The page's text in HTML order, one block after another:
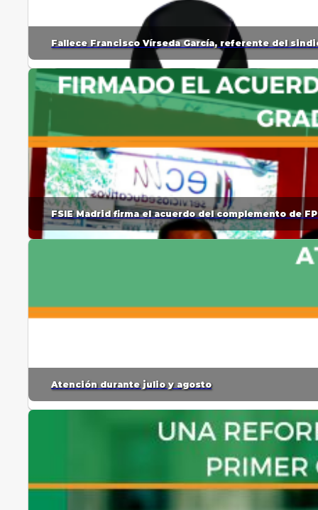
Fallece Francisco Vírseda García, referente del
FSIE Madrid firma el acuerdo del complemento de
Atención durante julio y agosto